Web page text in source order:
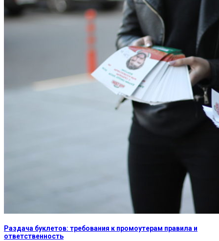
Раздача буклетов: требования к промоутерам правила и
ответственность